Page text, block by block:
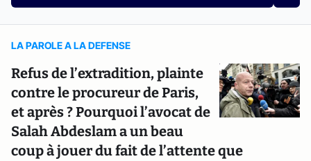
LA PAROLE A LA DEFENSE
Refus de l’extradition, plainte
contre le procureur de Paris,
et après ? Pourquoi l’avocat de
Salah Abdeslam a un beau
coup à jouer du fait de l’attente que